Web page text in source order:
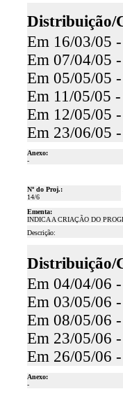
Distribuição/
Em 16/03/05
Em 07/04/05
Em 05/05/05
Em 11/05/05
Em 12/05/05
Em 23/06/05
Anexo:
-
Nº do Proj.:
14/6
Ementa:
INDICA A CRIAÇÃO DO
Descrição:
Distribuição/
Em 04/04/06
Em 03/05/06
Em 08/05/06
Em 23/05/06
Em 26/05/06
Anexo:
-